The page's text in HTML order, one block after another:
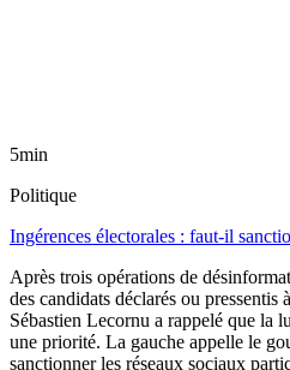
5min
Politique
Ingérences électorales : faut-il
Après trois opérations de
des candidats déclarés ou pressentis
Sébastien Lecornu a rappelé que la
une priorité. La gauche appelle le
sanctionner les réseaux sociaux